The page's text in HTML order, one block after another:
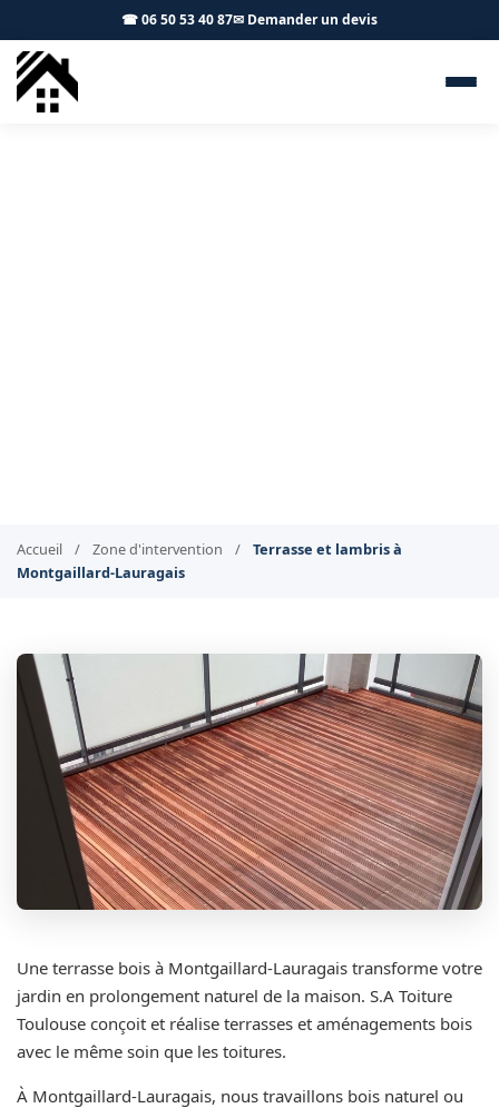
☎ 06 50 53 40 87✉ Demander un devis
Accueil / Zone d'intervention /
Terrasse et lambris à
Montgaillard-Lauragais
Une terrasse bois à Montgaillard-Lauragais transforme votre
jardin en prolongement naturel de la maison. S.A Toiture
Toulouse conçoit et réalise terrasses et aménagements bois
avec le même soin que les toitures.
À Montgaillard-Lauragais, nous travaillons bois naturel ou